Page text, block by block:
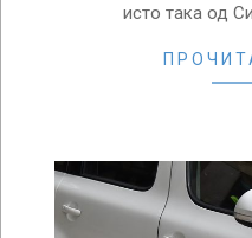
исто така од